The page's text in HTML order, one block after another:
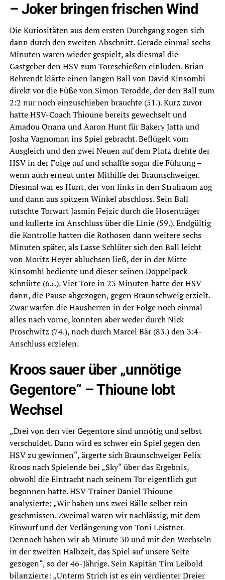
– Joker bringen frischen Wind
Die Kuriositäten aus dem ersten Durchgang zogen sich
dann durch den zweiten Abschnitt. Gerade einmal sechs
Minuten waren wieder gespielt, als diesmal die
Gastgeber den HSV zum Toreschießen einluden. Brian
Behrendt klärte einen langen Ball von David Kinsombi
direkt vor die Füße von Simon Terodde, der den Ball zum
2:2 nur noch einzuschieben brauchte (51.). Kurz zuvor
hatte HSV-Coach Thioune bereits gewechselt und
Amadou Onana und Aaron Hunt für Bakery Jatta und
Josha Vagnoman ins Spiel gebracht. Beflügelt vom
Ausgleich und den zwei Neuen auf dem Platz drehte der
HSV in der Folge auf und schaffte sogar die Führung –
wenn auch erneut unter Mithilfe der Braunschweiger.
Diesmal war es Hunt, der von links in den Strafraum zog
und dann aus spitzem Winkel abschloss. Sein Ball
rutschte Torwart Jasmin Fejzic durch die Hosenträger
und kullerte im Anschluss über die Linie (59.). Endgültig
die Kontrolle hatten die Rothosen dann weitere sechs
Minuten später, als Lasse Schlüter sich den Ball leicht
von Moritz Heyer abluchsen ließ, der in der Mitte
Kinsombi bediente und dieser seinen Doppelpack
schnürte (65.). Vier Tore in 23 Minuten hatte der HSV
dann, die Pause abgezogen, gegen Braunschweig erzielt.
Zwar warfen die Hausherren in der Folge noch einmal
alles nach vorne, konnten aber weder durch Nick
Proschwitz (74.), noch durch Marcel Bär (83.) den 3:4-
Anschluss erzielen.
Kroos sauer über „unnötige
Gegentore“ – Thioune lobt
Wechsel
„Drei von den vier Gegentore sind unnötig und selbst
verschuldet. Dann wird es schwer ein Spiel gegen den
HSV zu gewinnen“, ärgerte sich Braunschweiger Felix
Kroos nach Spielende bei „Sky“ über das Ergebnis,
obwohl die Eintracht nach seinem Tor eigentlich gut
begonnen hatte. HSV-Trainer Daniel Thioune
analysierte: „Wir haben uns zwei Bälle selber rein
geschmissen. Zweimal waren wir nachlässig, mit dem
Einwurf und der Verlängerung von Toni Leistner.
Dennoch haben wir ab Minute 30 und mit den Wechseln
in der zweiten Halbzeit, das Spiel auf unsere Seite
gezogen“, so der 46-Jährige. Sein Kapitän Tim Leibold
bilanzierte: „Unterm Strich ist es ein verdienter Dreier